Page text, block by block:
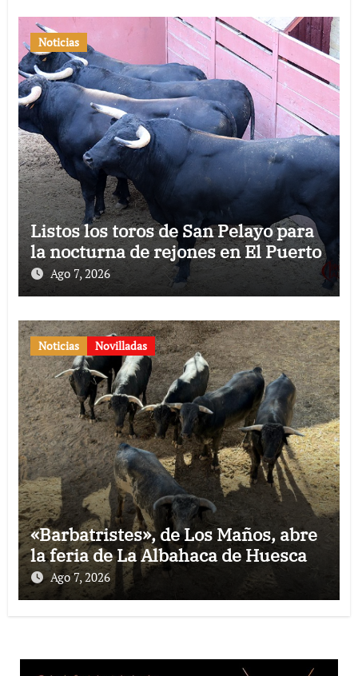
Noticias
Listos los toros de San Pelayo para
la nocturna de rejones en El Puerto
Ago 7, 2026
Noticias Novilladas
«Barbatristes», de Los Maños, abre
la feria de La Albahaca de Huesca
Ago 7, 2026